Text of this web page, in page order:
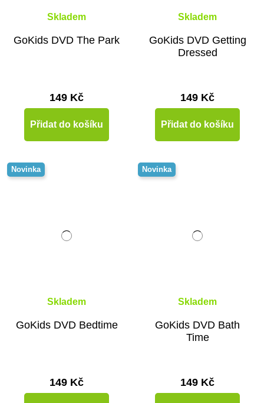
Skladem
GoKids DVD The Park
149 Kč
Přidat do košíku
Skladem
GoKids DVD Getting
Dressed
149 Kč
Přidat do košíku
Novinka
Skladem
GoKids DVD Bedtime
149 Kč
Novinka
Skladem
GoKids DVD Bath
Time
149 Kč